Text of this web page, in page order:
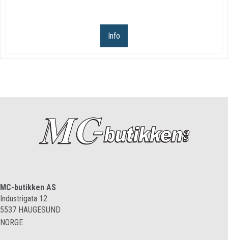
Info
MC-butikken AS
Industrigata 12
5537 HAUGESUND
NORGE